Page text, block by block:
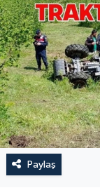
Paylaş